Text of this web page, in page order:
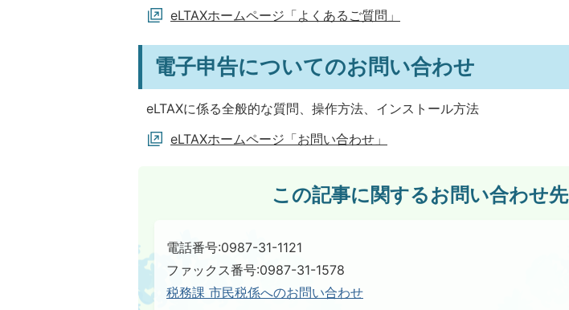
eLTAXホームページ「よくあるご質問」
電子申告についてのお問い合わせ
eLTAXに係る全般的な質問、操作方法、インストール方法
eLTAXホームページ「お問い合わせ」
この記事に関するお問い合わせ先
電話番号:0987-31-1121
ファックス番号:0987-31-1578
税務課 市民税係へのお問い合わせ